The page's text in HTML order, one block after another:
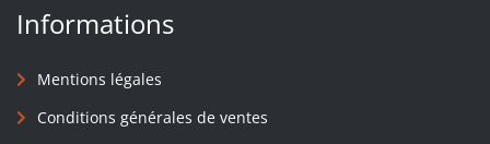
Informations
Mentions légales
Conditions générales de ventes